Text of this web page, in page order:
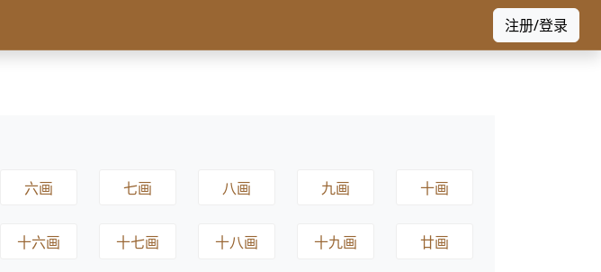
注册/登录
六画 七画 八画 九画 十画
十六画 十七画 十八画 十九画 廿画